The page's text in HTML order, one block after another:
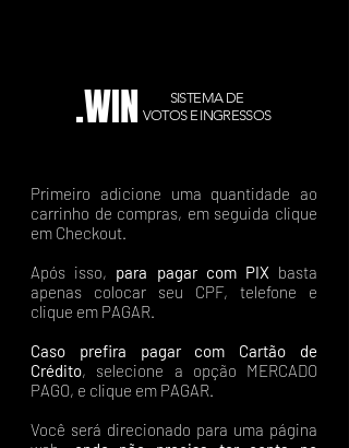
.WIN
SISTEMA DE
VOTOS E INGRESSOS
Primeiro adicione uma quantidade ao
carrinho de compras, em seguida clique
em Checkout.
Após isso, para pagar com PIX basta
apenas colocar seu CPF, telefone e
clique em PAGAR.
Caso prefira pagar com Cartão de
Crédito, selecione a opção MERCADO
PAGO, e clique em PAGAR.
Você será direcionado para uma página